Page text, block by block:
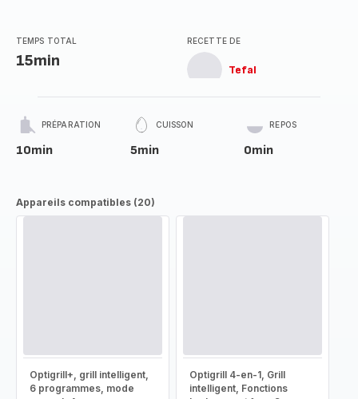
TEMPS TOTAL
15min
RECETTE DE
Tefal
PRÉPARATION
10min
CUISSON
5min
REPOS
0min
Appareils compatibles (20)
Optigrill+, grill intelligent,
6 programmes, mode
Optigrill 4-en-1, Grill
intelligent, Fonctions